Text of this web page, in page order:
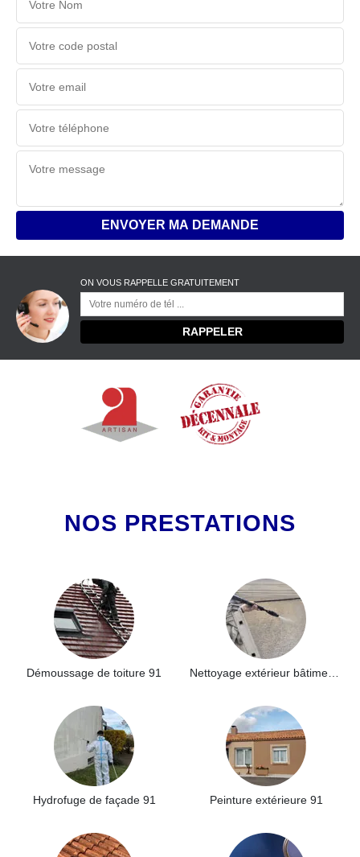
ON VOUS RAPPELLE GRATUITEMENT
NOS PRESTATIONS
Démoussage de toiture 91
Hydrofuge de façade 91 Peinture extérieure 91